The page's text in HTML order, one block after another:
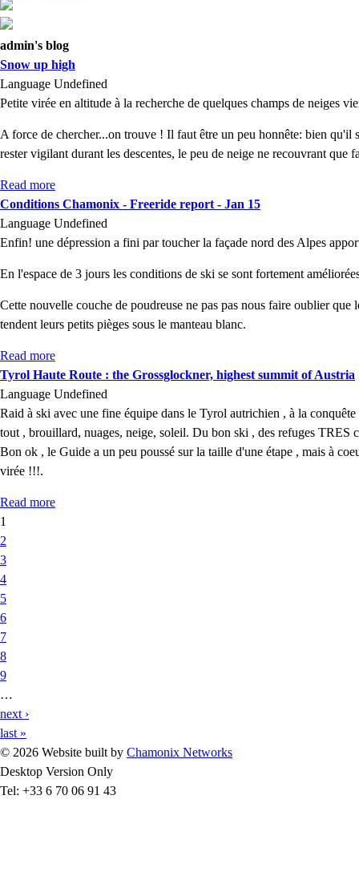
admin's blog
Snow up high
Language Undefined
Petite virée en altitude à la recherche de quelques champs de neiges
A force de chercher...on trouve ! Il faut être un peu honnête: bien
rester vigilant durant les descentes, le peu de neige ne recouvrant
Read more
Conditions Chamonix - Freeride report - Jan 15
Language Undefined
Enfin! une dépression a fini par toucher la façade nord des Alpes
En l'espace de 3 jours les conditions de ski se sont fortement
Cette nouvelle couche de poudreuse ne pas pas nous faire oublier
tendent leurs petits pièges sous le manteau blanc.
Read more
Tyrol Haute Route : the Grossglockner, highest summit of Austria
Language Undefined
Raid à ski avec une fine équipe dans le Tyrol autrichien , à la
tout , brouillard, nuages, neige, soleil. Du bon ski , des refuges TRES
Bon ok , le Guide a un peu poussé sur la taille d'une étape , mais à
virée !!!.
Read more
Pages
1
2
3
4
5
6
7
8
9
…
next ›
last »
© 2026 Website built by Chamonix Networks
Desktop Version Only
Tel: +33 6 70 06 91 43